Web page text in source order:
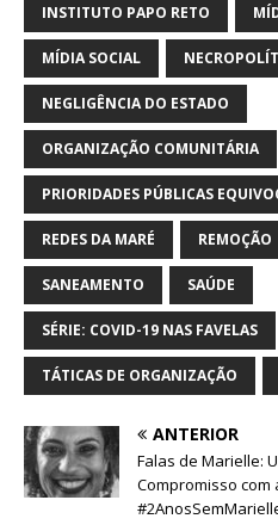
INSTITUTO PAPO RETO
MÍDIA SOCIAL
NEGLIGÊNCIA DO ESTADO
ORGANIZAÇÃO COMUNITÁRIA
PRIORIDADES PÚBLICAS
REDES DA MARÉ REMOÇÃO
SANEAMENTO SAÚDE
SÉRIE: COVID-19 NAS FAVELAS
TÁTICAS DE ORGANIZAÇÃO
ANTERIOR
Falas de Marielle:
Compromisso com